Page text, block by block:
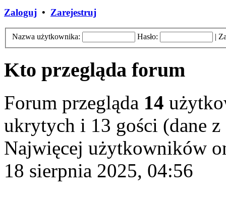
Zaloguj • Zarejestruj
Nazwa użytkownika: Hasło: |
Kto przegląda forum
Forum przegląda 14
ukrytych i 13 gości (dane
Najwięcej użytkowników
18 sierpnia 2025, 04:56